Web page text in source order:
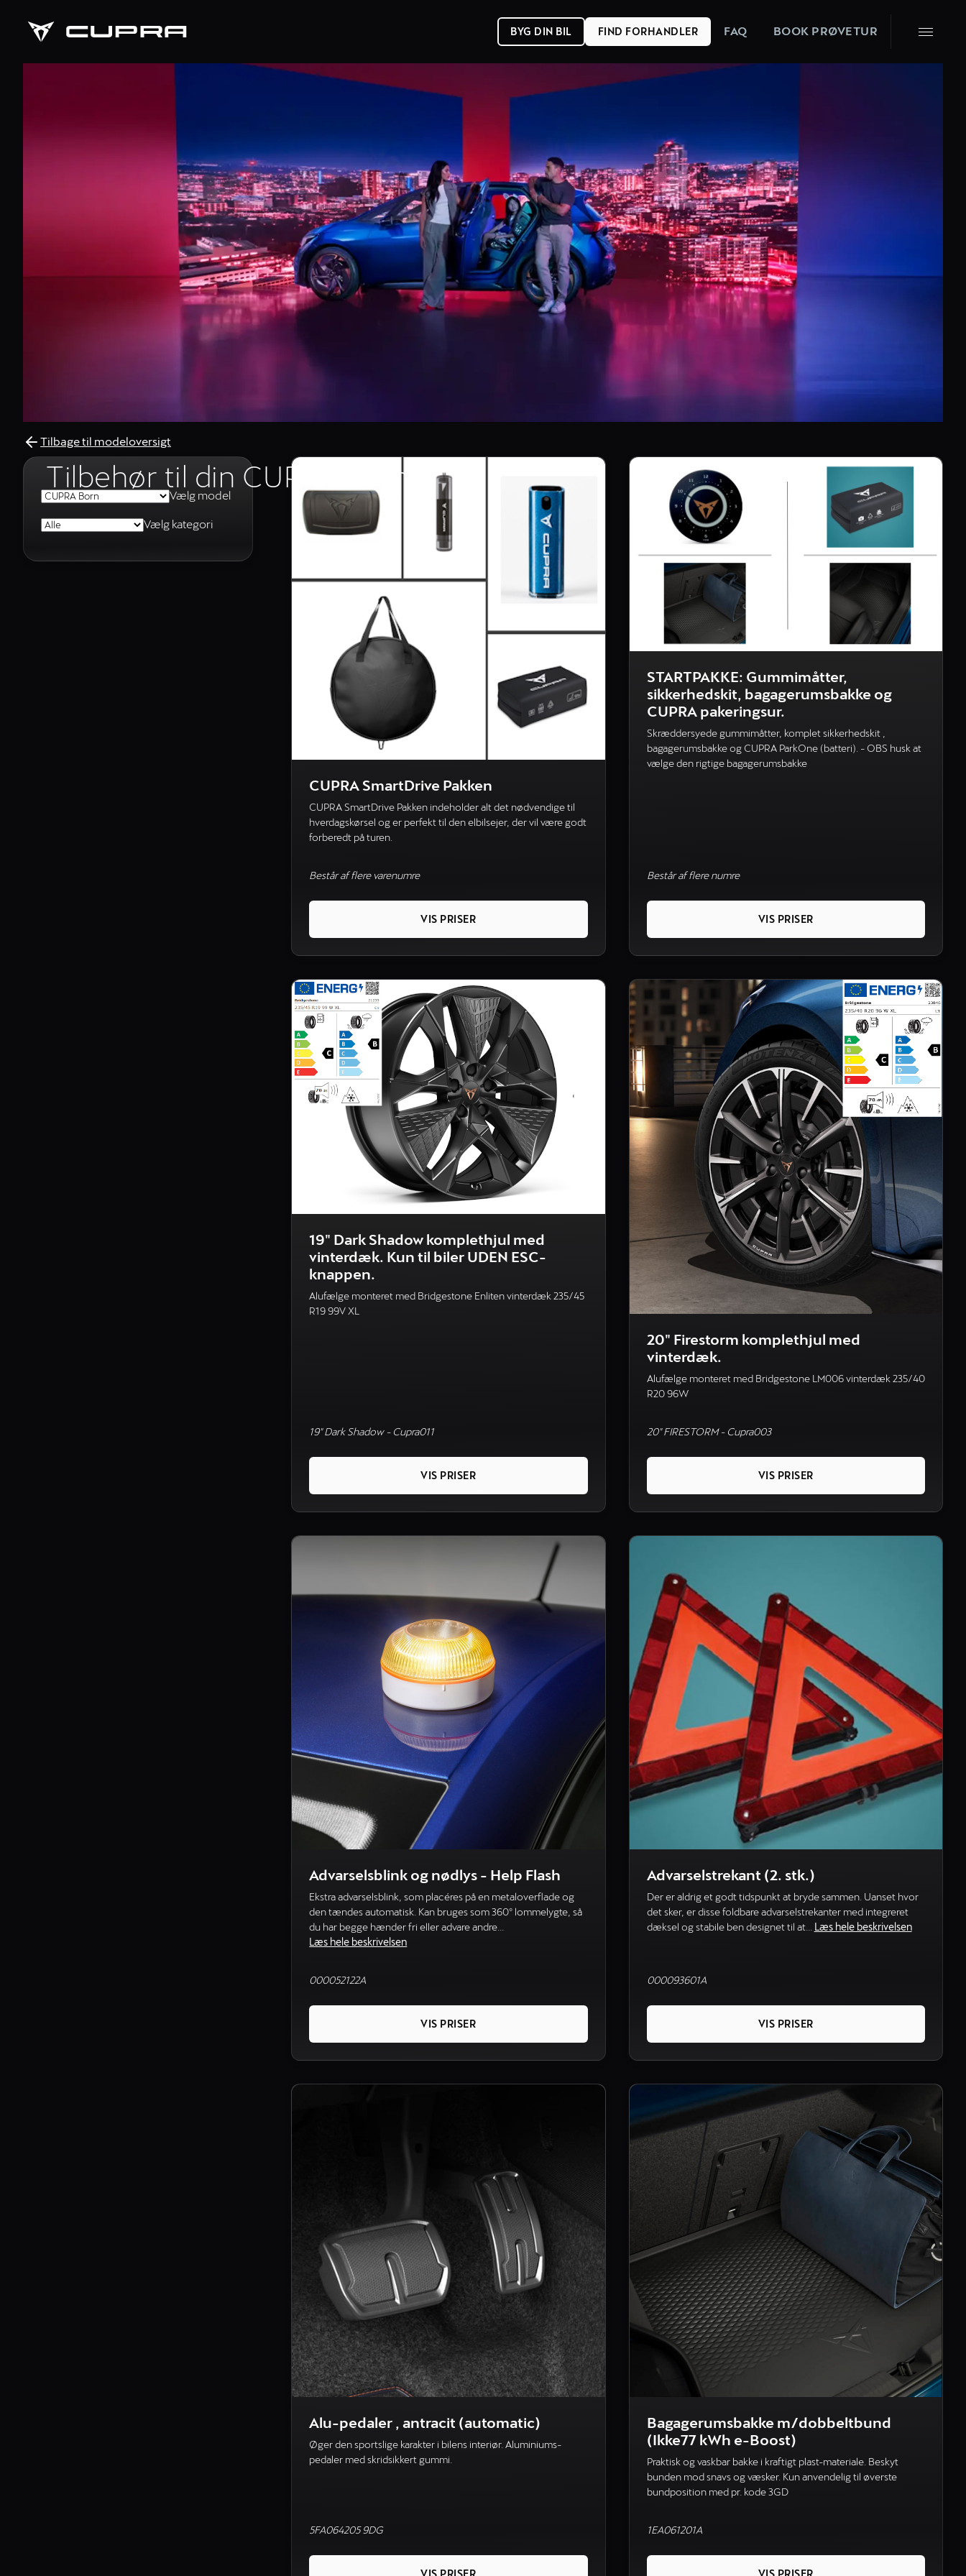
BYG DIN BIL FIND FORHANDLER FAQ BOOK PRØVETUR
Tilbehør til din CUPRA Born
Tilbage til modeloversigt
CUPRA SmartDrive Pakken
CUPRA SmartDrive Pakken indeholder alt det nødvendige til
hverdagskørsel og er perfekt til den elbilsejer, der vil være godt
forberedt på turen.
Består af flere varenumre
VIS PRISER
STARTPAKKE: Gummimåtter,
sikkerhedskit, bagagerumsbakke og
CUPRA pakeringsur.
Skræddersyede gummimåtter, komplet sikkerhedskit ,
bagagerumsbakke og CUPRA ParkOne (batteri). - OBS husk at
vælge den rigtige bagagerumsbakke
Består af flere numre
VIS PRISER
19" Dark Shadow komplethjul med
vinterdæk. Kun til biler UDEN ESC-
knappen.
Alufælge monteret med Bridgestone Enliten vinterdæk 235/45
R19 99V XL
19" Dark Shadow - Cupra011
VIS PRISER
20" Firestorm komplethjul med
vinterdæk.
Alufælge monteret med Bridgestone LM006 vinterdæk 235/40
R20 96W
20" FIRESTORM - Cupra003
VIS PRISER
Advarselsblink og nødlys - Help Flash
Ekstra advarselsblink, som placéres på en metaloverflade og
den tændes automatisk. Kan bruges som 360º lommelygte, så
du har begge hænder fri eller advare andre...
Læs hele beskrivelsen
000052122A
VIS PRISER
Advarselstrekant (2. stk.)
Der er aldrig et godt tidspunkt at bryde sammen. Uanset hvor
det sker, er disse foldbare advarselstrekanter med integreret
dæksel og stabile ben designet til at... Læs hele beskrivelsen
000093601A
VIS PRISER
Alu-pedaler , antracit (automatic)
Øger den sportslige karakter i bilens interiør. Aluminiums-
pedaler med skridsikkert gummi.
5FA064205 9DG
Bagagerumsbakke m/dobbeltbund
(Ikke77 kWh e-Boost)
Praktisk og vaskbar bakke i kraftigt plast-materiale. Beskyt
bunden mod snavs og væsker. Kun anvendelig til øverste
bundposition med pr. kode 3GD
1EA061201A
Vælg model
Vælg kategori